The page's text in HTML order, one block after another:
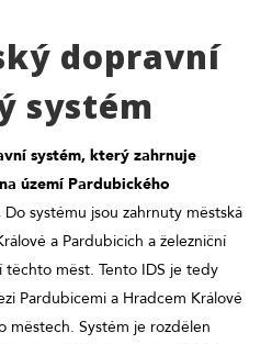
dopravní
systém
systém, který zahrnuje
území Pardubického
Do systému jsou zahrnuty městská
a Pardubicích a železniční
těchto měst. Tento IDS je tedy
Pardubicemi a Hradcem Králové
městech. Systém je rozdělen